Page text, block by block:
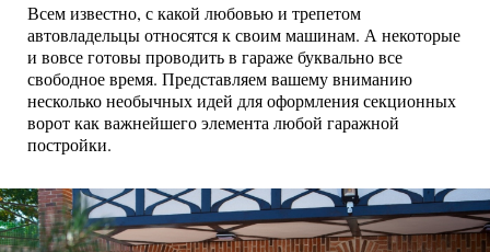
Всем известно, с какой любовью и трепетом
автовладельцы относятся к своим машинам. А некоторые
и вовсе готовы проводить в гараже буквально все
свободное время. Представляем вашему вниманию
несколько необычных идей для оформления секционных
ворот как важнейшего элемента любой гаражной
постройки.